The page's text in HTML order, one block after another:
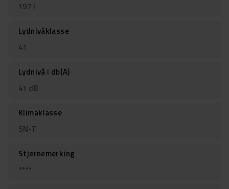
197 l
Lydnivåklasse
41
Lydnivå i db(A)
41 dB
Klimaklasse
SN-T
Stjernemerking
****